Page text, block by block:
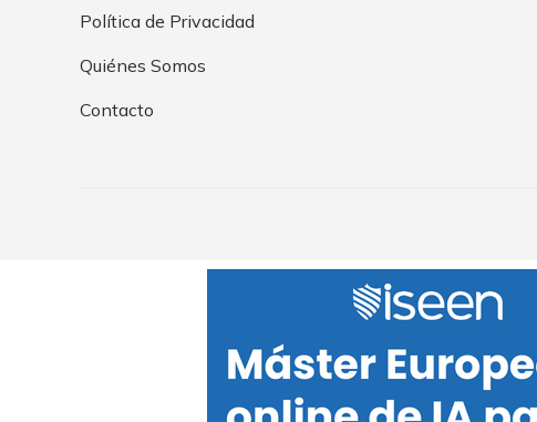
Política de Privacidad
Quiénes Somos
Contacto